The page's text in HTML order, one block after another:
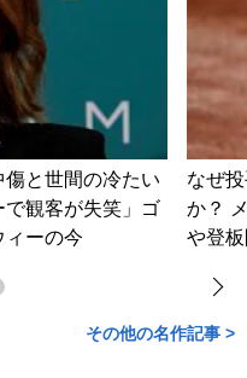
と世間の冷たい
観客が失笑」ゴ
ィーの今
なぜ
か？
や登
その他の名作記事 >